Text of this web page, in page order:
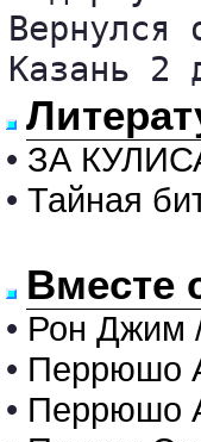
Вернулся
Казань 2
• ЗА
• Тайная
Вместе
• Рон Джим /
• Перрюшо
• Перрюшо